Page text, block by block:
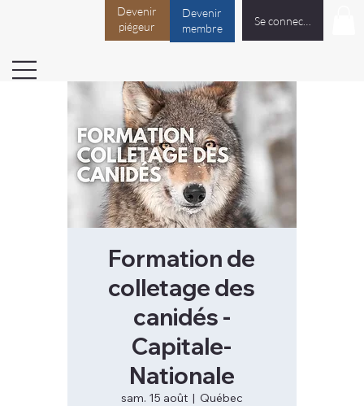
Devenir
piégeur
Devenir
membre
Se connecter
Formation de
colletage des
canidés -
Capitale-
Nationale
sam. 15 août
  |
Québec